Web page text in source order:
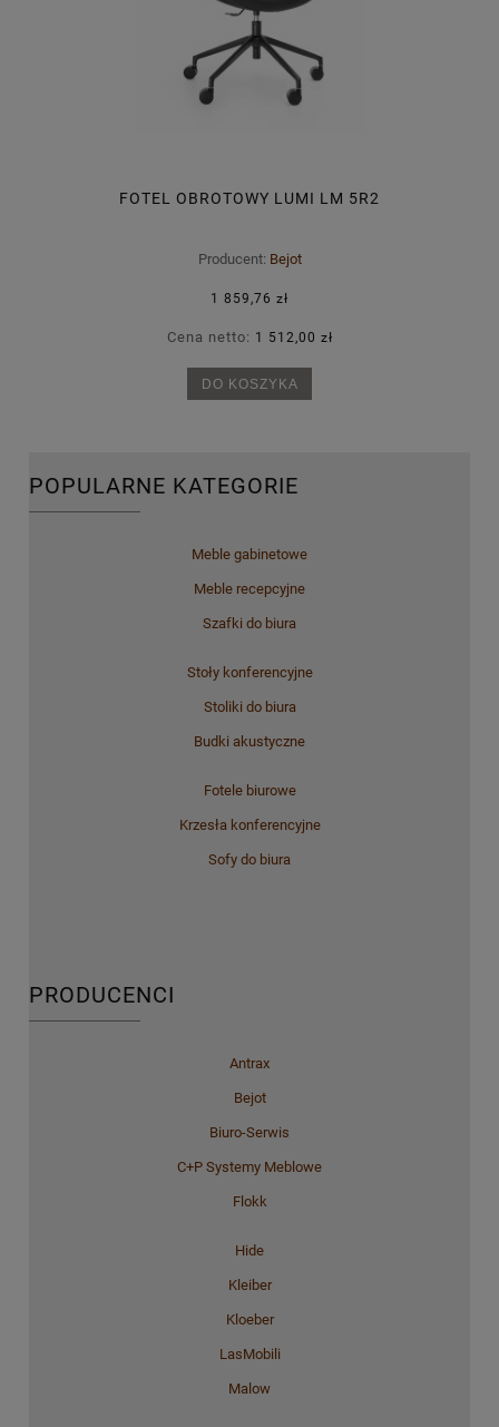
FOTEL OBROTOWY LUMI LM 5R2
Producent: Bejot
1 859,76 zł
Cena netto: 1 512,00 zł
DO KOSZYKA
POPULARNE KATEGORIE
Meble gabinetowe
Meble recepcyjne
Szafki do biura
Stoły konferencyjne
Stoliki do biura
Budki akustyczne
Fotele biurowe
Krzesła konferencyjne
Sofy do biura
PRODUCENCI
Antrax
Bejot
Biuro-Serwis
C+P Systemy Meblowe
Flokk
Hide
Kleiber
Kloeber
LasMobili
Malow